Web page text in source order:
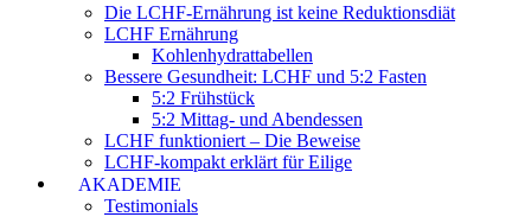
Die LCHF-Ernährung ist keine Reduktionsdiät
LCHF Ernährung
Kohlenhydrattabellen
Bessere Gesundheit: LCHF und 5:2 Fasten
5:2 Frühstück
5:2 Mittag- und Abendessen
LCHF funktioniert – Die Beweise
LCHF-kompakt erklärt für Eilige
AKADEMIE
Testimonials